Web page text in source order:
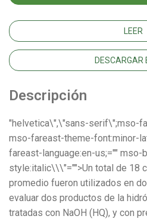
LEER
DESCARGAR
Descripción
"helvetica\",\"sans-serif\";mso-
mso-fareast-theme-font:minor-
fareast-language:en-us;="" mso-
style:italic\\\"="">Un total de 18
promedio fueron utilizados en
evaluar dos productos de la
tratadas con NaOH (HQ), y con